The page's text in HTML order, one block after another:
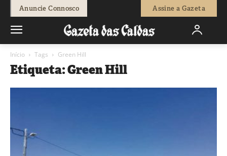
Anuncie Connosco Assine a Gazeta
Início Tags Green Hill
Etiqueta: Green Hill